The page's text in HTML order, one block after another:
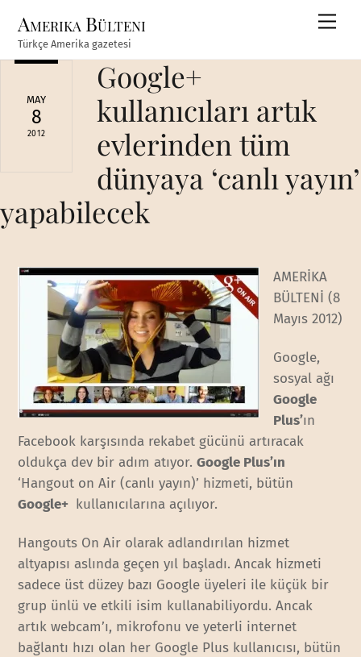
content
Amerika Bülteni
Türkçe Amerika gazetesi
MAY
8
2012
Google+
kullanıcıları artık
evlerinden tüm
dünyaya ‘canlı yayın’
yapabilecek
AMERİKA
BÜLTENİ (8
Mayıs 2012)
Google,
sosyal ağı
Google
Plus’ın
Facebook karşısında rekabet gücünü artıracak
oldukça dev bir adım atıyor.Google Plus’ın
‘Hangout on Air (canlı yayın)’ hizmeti, bütün
Google+ kullanıcılarına açılıyor.
Hangouts On Air olarak adlandırılan hizmet
altyapısı aslında geçen yıl başladı. Ancak hizmeti
sadece üst düzey bazı Google üyeleri ile küçük bir
grup ünlü ve etkili isim kullanabiliyordu. Ancak
artık webcam’ı, mikrofonu ve yeterli internet
bağlantı hızı olan her Google Plus kullanıcısı, bütün